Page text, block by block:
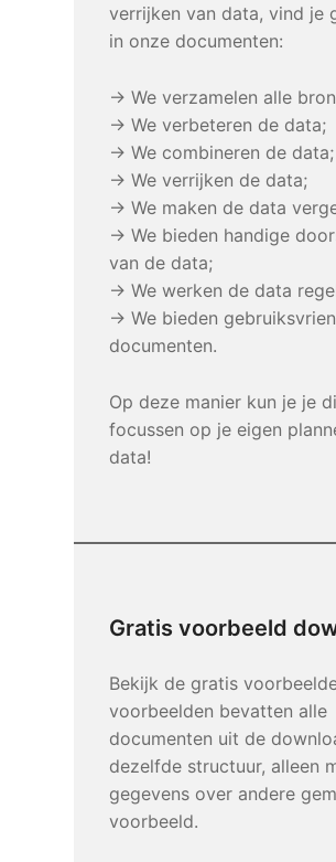
verrijken van data, vind je
in onze documenten:
→ We verzamelen alle
→ We verbeteren de data;
→ We combineren de data;
→ We verrijken de data;
→ We maken de data
→ We bieden handige
van de data;
→ We werken de data
→ We bieden
documenten.
Op deze manier kun je je
focussen op je eigen
data!
Gratis voorbeeld
Bekijk de gratis
voorbeelden bevatten alle
documenten uit de
dezelfde structuur, alleen
gegevens over andere
voorbeeld.